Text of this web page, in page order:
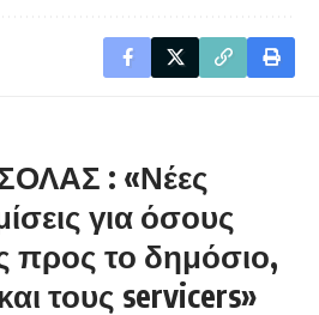
: «Νέες
για όσους
προς το δημόσιο,
τους servicers»